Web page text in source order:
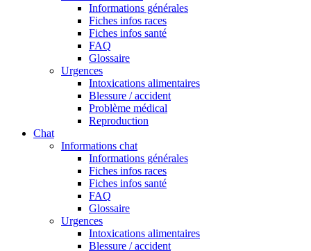
Informations générales
Fiches infos races
Fiches infos santé
FAQ
Glossaire
Urgences
Intoxications alimentaires
Blessure / accident
Problème médical
Reproduction
Chat
Informations chat
Informations générales
Fiches infos races
Fiches infos santé
FAQ
Glossaire
Urgences
Intoxications alimentaires
Blessure / accident